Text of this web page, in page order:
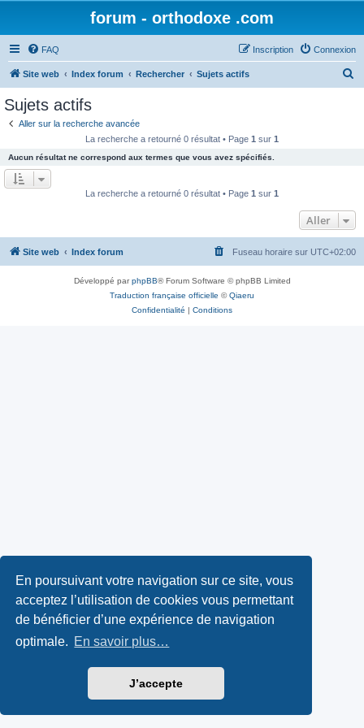
En poursuivant votre navigation sur ce site, vous
acceptez l’utilisation de cookies vous permettant
de bénéficier d’une expérience de navigation
optimale. En savoir plus…
J’accepte
forum - orthodoxe .com
FAQ Connexion
Inscription
Site web Index forum Rechercher Sujets actifs
e
r
Sujets actifs
Aller sur la recherche avancée
La recherche a retourné 0 résultat • Page 1 sur 1
Aucun résultat ne correspond aux termes que vous avez spécifiés.
La recherche a retourné 0 résultat • Page 1 sur 1
Aller
Site web Index forum Fuseau horaire sur UTC+02:00
Développé parphpBB® Forum Software © phpBB Limited
Traduction française officielle ©Qiaeru
Confidentialité | Conditions